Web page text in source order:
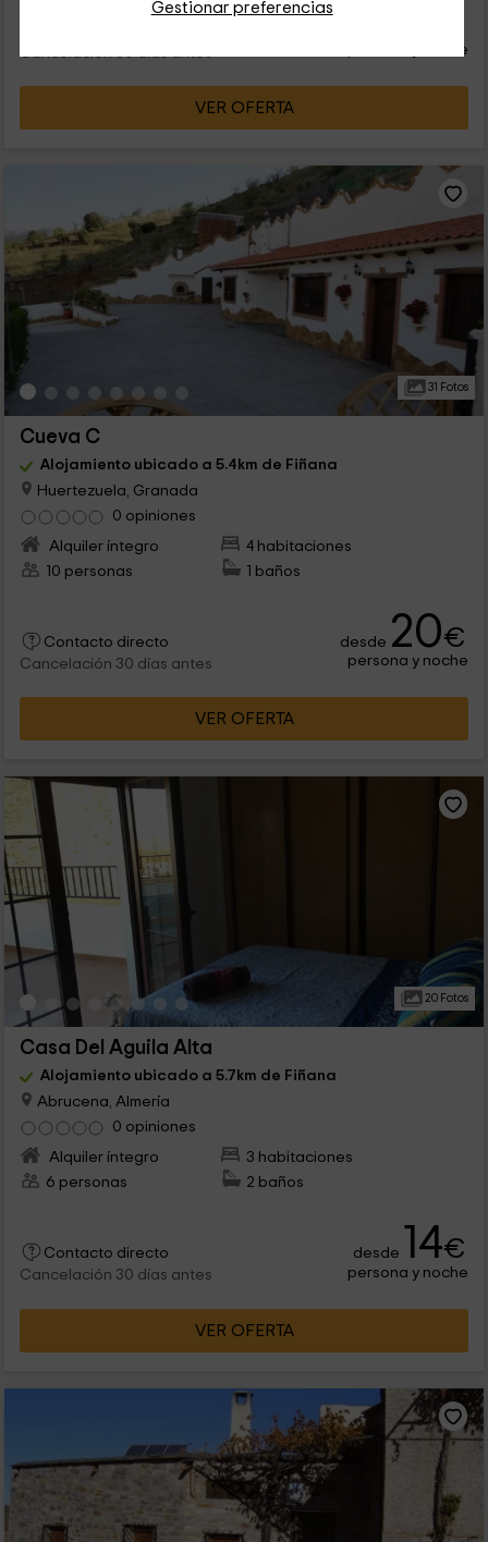
Gestionar preferencias
Cancelación 30 días antes
persona y noche
VER OFERTA
31 Fotos
Cueva C
Alojamiento ubicado a 5.4km de Fiñana
Huertezuela, Granada
0 opiniones
Alquiler íntegro
4 habitaciones
10 personas
1 baños
Contacto directo
Cancelación 30 días antes
desde 20€
persona y noche
VER OFERTA
20 Fotos
Casa Del Aguila Alta
Alojamiento ubicado a 5.7km de Fiñana
Abrucena, Almería
0 opiniones
Alquiler íntegro
3 habitaciones
6 personas
2 baños
Contacto directo
Cancelación 30 días antes
desde 14€
persona y noche
VER OFERTA